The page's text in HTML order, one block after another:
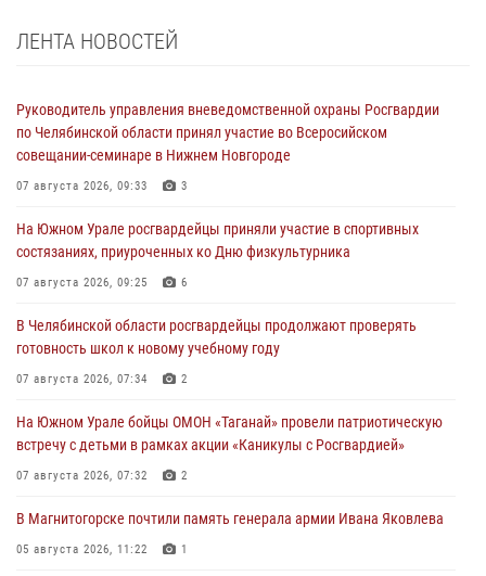
ЛЕНТА НОВОСТЕЙ
Руководитель управления вневедомственной охраны Росгвардии
по Челябинской области принял участие во Всеросийском
совещании-семинаре в Нижнем Новгороде
07 августа 2026, 09:33 3
На Южном Урале росгвардейцы приняли участие в спортивных
состязаниях, приуроченных ко Дню физкультурника
07 августа 2026, 09:25 6
В Челябинской области росгвардейцы продолжают проверять
готовность школ к новому учебному году
07 августа 2026, 07:34 2
На Южном Урале бойцы ОМОН «Таганай» провели патриотическую
встречу с детьми в рамках акции «Каникулы с Росгвардией»
07 августа 2026, 07:32 2
В Магнитогорске почтили память генерала армии Ивана Яковлева
05 августа 2026, 11:22 1